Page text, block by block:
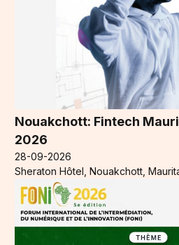
Nouakchott: Fintech
2026
28-09-2026
Sheraton Hôtel, Nouakchott,